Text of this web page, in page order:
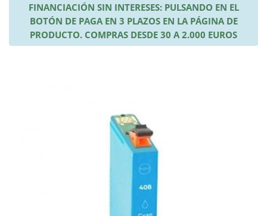
FINANCIACIÓN SIN INTERESES: PULSANDO EN EL
BOTÓN DE PAGA EN 3 PLAZOS EN LA PÁGINA DE
PRODUCTO. COMPRAS DESDE 30 A 2.000 EUROS